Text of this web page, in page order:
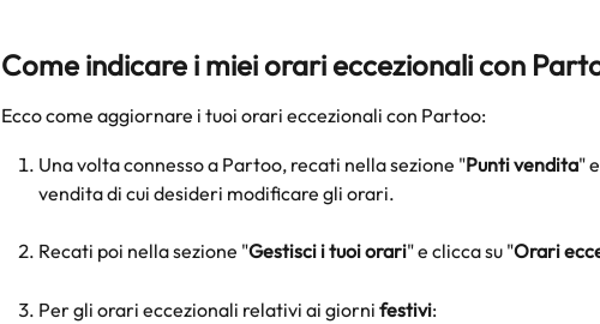
Come indicare i miei orari eccezionali con
Ecco come aggiornare i tuoi orari eccezionali con Partoo:
Una volta connesso a Partoo, recati nella sezione "Punti vendita"
vendita di cui desideri modificare gli orari.
Recati poi nella sezione "Gestisci i tuoi orari" e clicca su "Orari
Per gli orari eccezionali relativi ai giorni festivi: